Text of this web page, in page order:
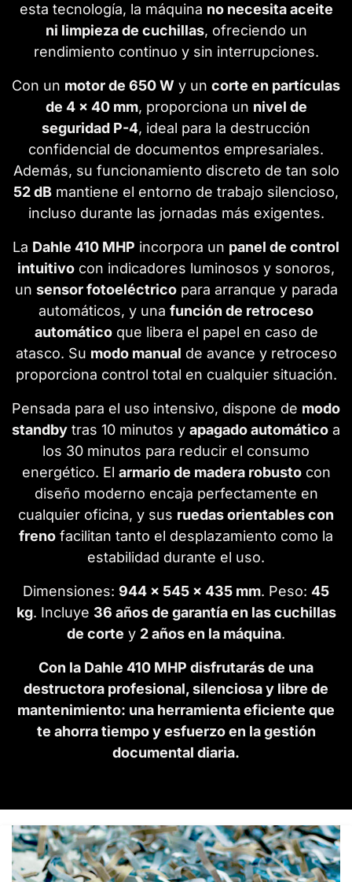
esta tecnología, la máquina no necesita aceite
ni limpieza de cuchillas, ofreciendo un
rendimiento continuo y sin interrupciones.
Con un motor de 650 W y un corte en partículas
de 4 × 40 mm, proporciona un nivel de
seguridad P-4, ideal para la destrucción
confidencial de documentos empresariales.
Además, su funcionamiento discreto de tan solo
52 dB mantiene el entorno de trabajo silencioso,
incluso durante las jornadas más exigentes.
La Dahle 410 MHP incorpora un panel de control
intuitivo con indicadores luminosos y sonoros,
un sensor fotoeléctricopara arranque y parada
automáticos, y una función de retroceso
automáticoque libera el papel en caso de
atasco. Su modo manual de avance y retroceso
proporciona control total en cualquier situación.
Pensada para el uso intensivo, dispone de modo
standby tras 10 minutos y apagado automático a
los 30 minutos para reducir el consumo
energético. El armario de madera robustocon
diseño moderno encaja perfectamente en
cualquier oficina, y sus ruedas orientables con
freno facilitan tanto el desplazamiento como la
estabilidad durante el uso.
Dimensiones: 944 × 545 × 435 mm. Peso: 45
kg. Incluye 36 años de garantía en las cuchillas
de corte y 2 años en la máquina.
Con la Dahle 410 MHP disfrutarás de una
destructora profesional, silenciosa y libre de
mantenimiento: una herramienta eficiente que
te ahorra tiempo y esfuerzo en la gestión
documental diaria.